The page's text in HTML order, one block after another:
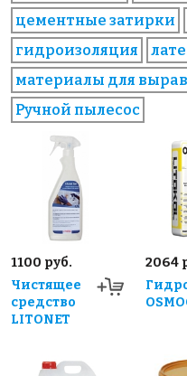
цементные затирки
гидроизоляция
материалы для
Ручной пылесос
1100 руб.
Чистящее
средство
LITONET
2064